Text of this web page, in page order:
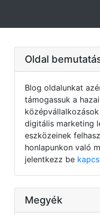
Oldal
Blog oldalunkat
támogassuk a
digitális marketing
eszközeinek
honlapunkon való
jelentkezz be
Megyék